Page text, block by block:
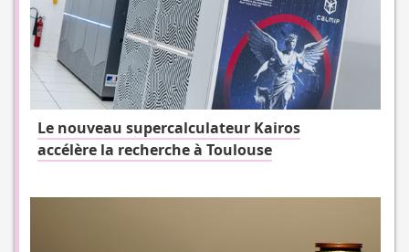
Le nouveau supercalculateur Kairos
accélère la recherche à Toulouse